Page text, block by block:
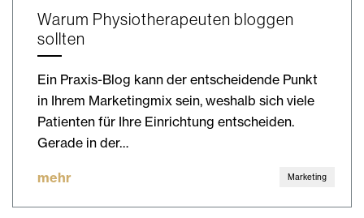
Warum Physiotherapeuten bloggen
sollten
Ein Praxis-Blog kann der entscheidende Punkt
in Ihrem Marketingmix sein, weshalb sich viele
Patienten für Ihre Einrichtung entscheiden.
Gerade in der…
mehr Marketing